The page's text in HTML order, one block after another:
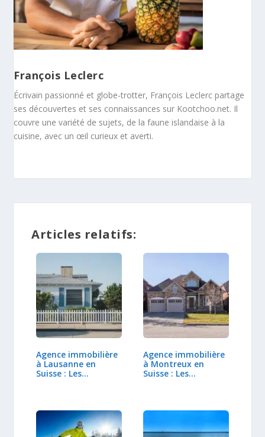
François Leclerc
Écrivain passionné et globe-trotter, François Leclerc partage
ses découvertes et ses connaissances sur Kootchoo.net. Il
couvre une variété de sujets, de la faune islandaise à la
cuisine, avec un œil curieux et averti.
Articles relatifs:
Agence immobilière
à Lausanne en
Suisse : Les
Agence immobilière
à Montreux en
Suisse : Les…